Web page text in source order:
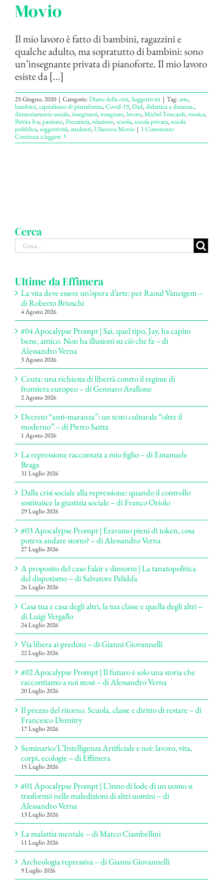
Movio
Il mio lavoro è fatto di bambini, ragazzini e
qualche adulto, ma sopratutto di bambini: sono
un’insegnante privata di pianoforte. Il mio lavoro
esiste da [...]
25 Giugno, 2020 | Categorie:Diario della crisi,Soggettività | Tag:arte,
bambini,capitalismo di piattaforma,Covid-19,Dad,didattica a distanza.,
distanziamento sociale,insegnanti,insegnare,lavoro,Michel Foucault,musica,
Partita Iva,passione,Precarietà,relazione,scuola,scuola privata,scuola
pubblica,soggettività,studenti,Ulianova Movio | 1 Commento
Continua a leggere
Cerca
Cerca
per:
Ultime da Effimera
La vita deve essere un’opera d’arte: per Raoul Vaneigem –
di Roberto Brioschi
4 Agosto 2026
#04 Apocalypse Prompt | Sai, quel tipo, Jay, ha capito
bene, amico. Non ha illusioni su ciò che fa – di
Alessandro Verna
3 Agosto 2026
Ceuta: una richiesta di libertà contro il regime di
frontiera europeo – di Gennaro Avallone
2 Agosto 2026
Decreto “anti-maranza”: un testo culturale “oltre il
moderno” – di Pietro Saitta
1 Agosto 2026
La repressione raccontata a mio figlio – di Emanuele
Braga
31 Luglio 2026
Dalla crisi sociale alla repressione: quando il controllo
sostituisce la giustizia sociale – di Franco Oriolo
29 Luglio 2026
#03 Apocalypse Prompt | Eravamo pieni di token, cosa
poteva andare storto? – di Alessandro Verna
27 Luglio 2026
A proposito del caso Fakir e dintorni | La tanatopolitica
del dispotismo – di Salvatore Palidda
26 Luglio 2026
Casa tua e casa degli altri, la tua classe e quella degli altri –
di Luigi Vergallo
24 Luglio 2026
Via libera ai predoni – di Gianni Giovannelli
22 Luglio 2026
#02 Apocalypse Prompt | Il futuro è solo una storia che
raccontiamo a noi stessi – di Alessandro Verna
20 Luglio 2026
Il prezzo del ritorno. Scuola, classe e diritto di restare – di
Francesco Demitry
17 Luglio 2026
Seminario/L’Intelligenza Artificiale e noi: lavoro, vita,
corpi, ecologie – di Effimera
15 Luglio 2026
#01 Apocalypse Prompt | L’inno di lode di un uomo si
trasformò nelle maledizioni di altri uomini – di
Alessandro Verna
13 Luglio 2026
La malattia mentale – di Marco Ciambellini
11 Luglio 2026
Archeologia repressiva – di Gianni Giovannelli
9 Luglio 2026